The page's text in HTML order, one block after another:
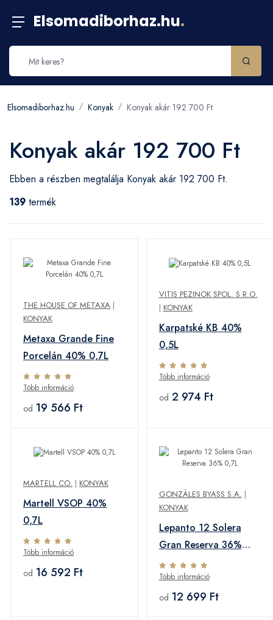
Elsomadiborhaz.hu.
Elsomadiborhaz.hu Konyak Konyak akár 192 700 Ft
Konyak akár 192 700 Ft
Ebben a részben megtalálja Konyak akár 192 700 Ft.
139 termék
THE HOUSE OF METAXA |
KONYAK
Metaxa Grande Fine
Porcelán 40% 0,7L
Több információ
od 19 566 Ft
VITIS PEZINOK SPOL. S R.O.
| KONYAK
Karpatské KB 40%
0,5L
Több információ
od 2 974 Ft
MARTELL CO. | KONYAK
Martell VSOP 40%
0,7L
Több információ
od 16 592 Ft
GONZÁLES BYASS S.A. |
KONYAK
Lepanto 12 Solera
Gran Reserva 36%
0,7L
Több információ
od 12 699 Ft